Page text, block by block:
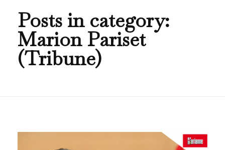
Posts in category:
Marion Pariset
(Tribune)